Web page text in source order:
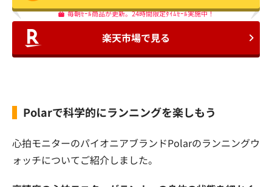
毎朝ｾｰﾙ商品が更新。24時間限定ﾀｲﾑｾｰﾙ実施中！
楽天市場で見る
Polarで科学的にランニングを楽しもう
心拍モニターのパイオニアブランドPolarのランニングウ
ォッチについてご紹介しました。